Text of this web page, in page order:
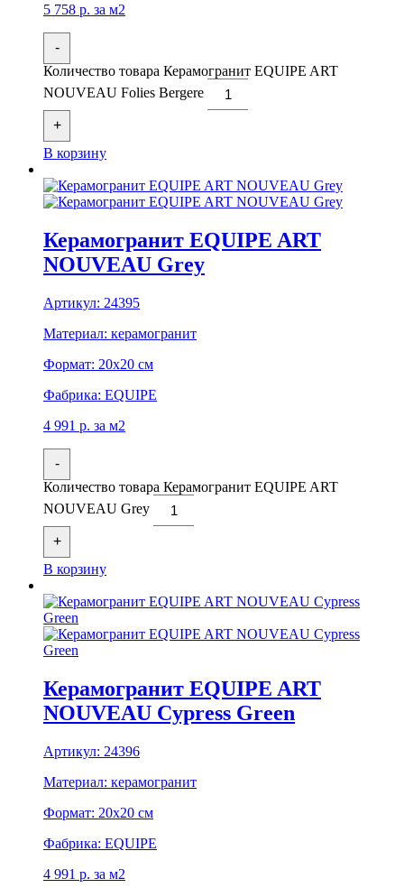
5 758 р. за м2
-
Количество товара Керамогранит EQUIPE ART
NOUVEAU Folies Bergere
+
В корзину
Керамогранит EQUIPE ART
NOUVEAU Grey
Артикул: 24395
Материал: керамогранит
Формат: 20x20 см
Фабрика: EQUIPE
4 991 р. за м2
-
Количество товара Керамогранит EQUIPE ART
NOUVEAU Grey
+
В корзину
Керамогранит EQUIPE ART
NOUVEAU Cypress Green
Артикул: 24396
Материал: керамогранит
Формат: 20x20 см
Фабрика: EQUIPE
4 991 р. за м2